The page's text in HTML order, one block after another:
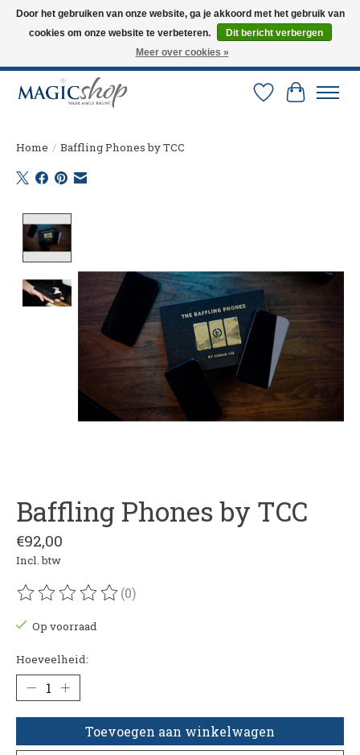
Altijd de nieuwste trucs op voorraad. Snelle verzending via PostNL en DHL.
Langskomen in onze winkel? Bel of mail om een afspraak te maken. 0251-
Verlanglijst
Home / Baffling Phones by TCC
Baffling Phones by TCC
€92,00
Incl. btw
De beoordeling van dit product is
(0)
Op voorraad
Hoeveelheid:
Toevoegen aan winkelwagen
Door het gebruiken van onze website, ga je akkoord met het gebruik van
cookies om onze website te verbeteren.
Dit bericht verbergen
Meer over cookies »